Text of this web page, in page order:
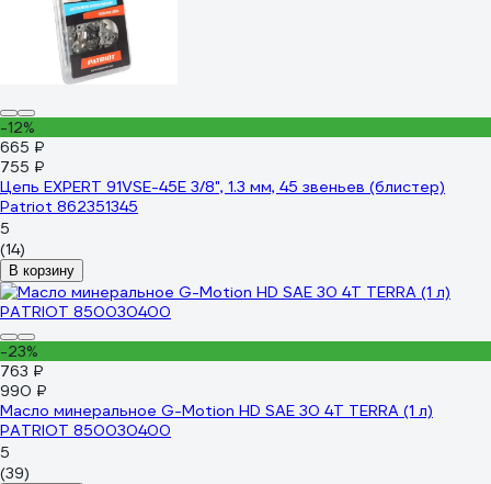
-12%
665 ₽
755 ₽
Цепь EXPERT 91VSE-45E 3/8", 1.3 мм, 45 звеньев (блистер)
Patriot 862351345
5
(14)
В корзину
-23%
763 ₽
990 ₽
Масло минеральное G-Motion HD SAE 30 4Т TERRA (1 л)
PATRIOT 850030400
5
(39)